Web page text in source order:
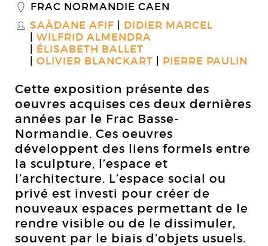
_ FRAC NORMANDIE CAEN
S SAÂDANE AFIF
DIDIER MARCEL
WILFRID ALMENDRA
ÉLISABETH BALLET
OLIVIER BLANCKART
PIERRE PAULIN
Cette exposition présente des
oeuvres acquises ces deux dernières
années par le Frac Basse-
Normandie. Ces oeuvres
développent des liens formels entre
la sculpture, l’espace et
l’architecture. L’espace social ou
privé est investi pour créer de
nouveaux espaces permettant de le
rendre visible ou de le dissimuler,
souvent par le biais d’objets usuels.